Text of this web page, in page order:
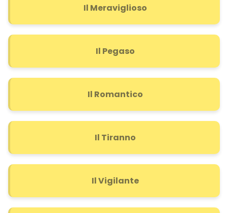
Il Meraviglioso
Il Pegaso
Il Romantico
Il Tiranno
Il Vigilante